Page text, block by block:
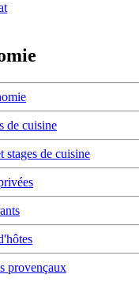
de cuisine
stages de cuisine
provençaux